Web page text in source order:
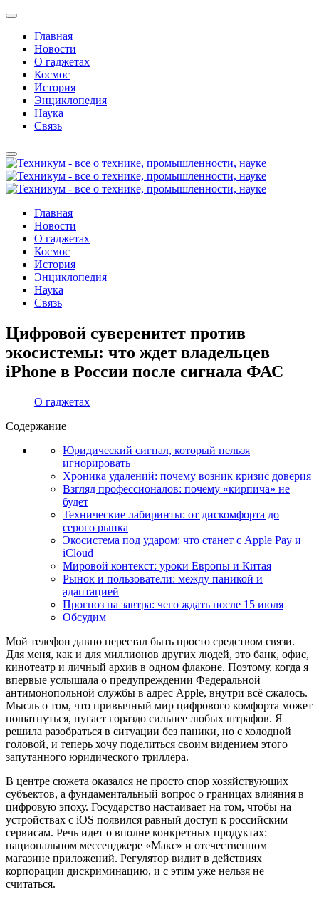
Главная
Новости
О гаджетах
Космос
История
Энциклопедия
Наука
Связь
Главная
Новости
О гаджетах
Космос
История
Энциклопедия
Наука
Связь
Цифровой суверенитет против
экосистемы: что ждет владельцев
iPhone в России после сигнала ФАС
О гаджетах
Содержание
Юридический сигнал, который нельзя
игнорировать
Хроника удалений: почему возник кризис доверия
Взгляд профессионалов: почему «кирпича» не
будет
Технические лабиринты: от дискомфорта до
серого рынка
Экосистема под ударом: что станет с Apple Pay и
iCloud
Мировой контекст: уроки Европы и Китая
Рынок и пользователи: между паникой и
адаптацией
Прогноз на завтра: чего ждать после 15 июля
Обсудим
Мой телефон давно перестал быть просто средством связи.
Для меня, как и для миллионов других людей, это банк, офис,
кинотеатр и личный архив в одном флаконе. Поэтому, когда я
впервые услышала о предупреждении Федеральной
антимонопольной службы в адрес Apple, внутри всё сжалось.
Мысль о том, что привычный мир цифрового комфорта может
пошатнуться, пугает гораздо сильнее любых штрафов. Я
решила разобраться в ситуации без паники, но с холодной
головой, и теперь хочу поделиться своим видением этого
запутанного юридического триллера.
В центре сюжета оказался не просто спор хозяйствующих
субъектов, а фундаментальный вопрос о границах влияния в
цифровую эпоху. Государство настаивает на том, чтобы на
устройствах с iOS появился равный доступ к российским
сервисам. Речь идет о вполне конкретных продуктах:
национальном мессенджере «Макс» и отечественном
магазине приложений. Регулятор видит в действиях
корпорации дискриминацию, и с этим уже нельзя не
считаться.